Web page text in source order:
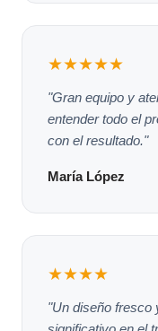
★★★★★
"Gran equipo y
entender todo el
con el resultado."
María López
★★★★
"Un diseño fresco